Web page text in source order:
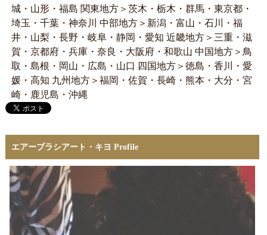
城・山形・福島 関東地方＞茨木・栃木・群馬・東京都・
埼玉・千葉・神奈川 中部地方＞新潟・富山・石川・福
井・山梨・長野・岐阜・静岡・愛知 近畿地方＞三重・滋
賀・京都府・兵庫・奈良・大阪府・和歌山 中国地方＞鳥
取・島根・岡山・広島・山口 四国地方＞徳島・香川・愛
媛・高知 九州地方＞福岡・佐賀・長崎・熊本・大分・宮
崎・鹿児島・沖縄
エアーブラシアート・キヨ Profile